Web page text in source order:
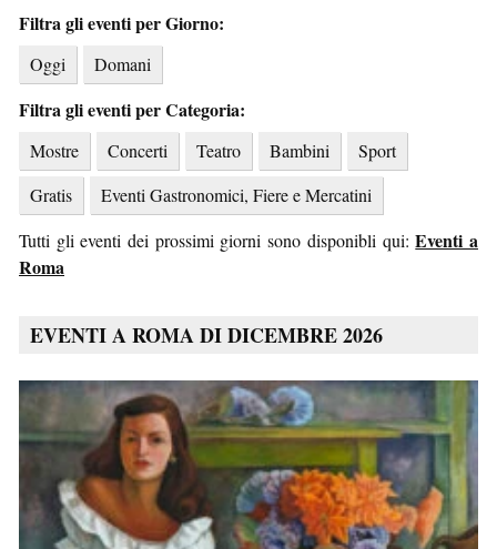
Filtra gli eventi per Giorno:
Oggi Domani
Filtra gli eventi per Categoria:
Mostre Concerti Teatro Bambini
Sport
Gratis
Eventi Gastronomici, Fiere e Mercatini
Tutti gli eventi dei prossimi giorni sono disponibli qui:Eventi a
Roma
EVENTI A ROMA DI DICEMBRE 2026